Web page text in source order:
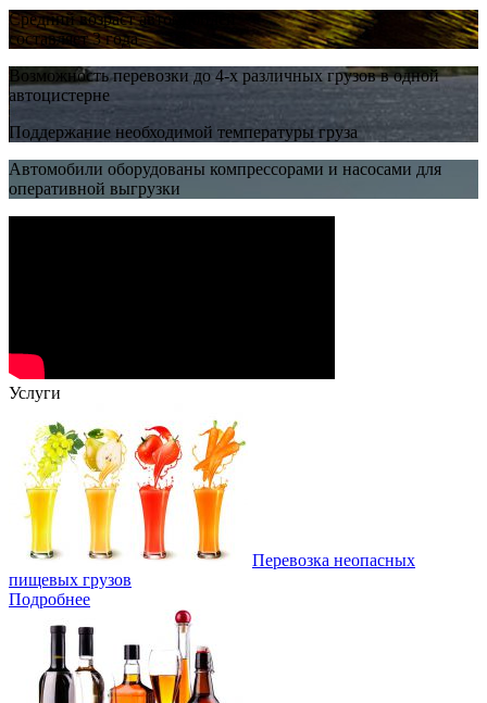
Средний возраст автомобилей
составляет 3 года
Возможность перевозки до 4-х различных грузов в одной
автоцистерне
Поддержание необходимой температуры груза
Автомобили оборудованы компрессорами и насосами для
оперативной выгрузки
Услуги
Перевозка неопасных
пищевых грузов
Подробнее